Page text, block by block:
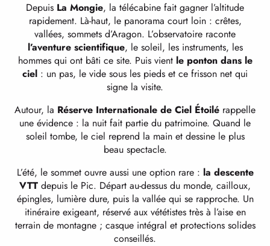
Depuis La Mongie, la télécabine fait gagner l’altitude
rapidement. Là-haut, le panorama court loin : crêtes,
vallées, sommets d’Aragon. L’observatoire raconte
l’aventure scientifique, le soleil, les instruments, les
hommes qui ont bâti ce site. Puis vient le ponton dans le
ciel : un pas, le vide sous les pieds et ce frisson net qui
signe la visite.
Autour, la Réserve Internationale de Ciel Étoilé rappelle
une évidence : la nuit fait partie du patrimoine. Quand le
soleil tombe, le ciel reprend la main et dessine le plus
beau spectacle.
L’été, le sommet ouvre aussi une option rare : la descente
VTT depuis le Pic. Départ au-dessus du monde, cailloux,
épingles, lumière dure, puis la vallée qui se rapproche. Un
itinéraire exigeant, réservé aux vététistes très à l’aise en
terrain de montagne ; casque intégral et protections solides
conseillés.